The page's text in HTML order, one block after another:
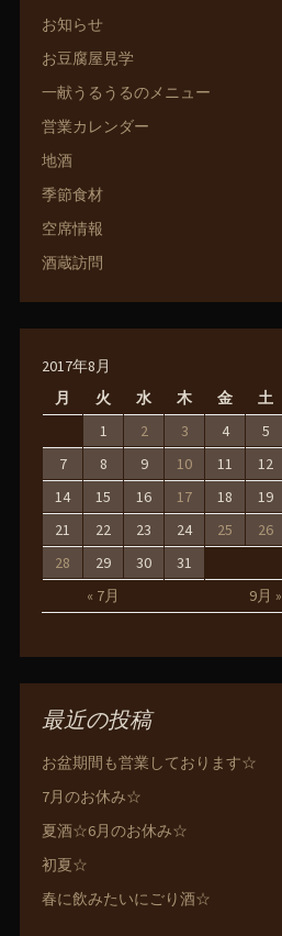
お知らせ
お豆腐屋見学
一献うるうるのメニュー
営業カレンダー
地酒
季節食材
空席情報
酒蔵訪問
2017年8月
月
火 水 木 金 土
« 7月 9月 »
1 2 3 4 5
7
8 9 10 11 12
14
15 16 17 18 19
21
22 23 24 25 26
28
29 30 31
最近の投稿
お盆期間も営業しております☆
7月のお休み☆
夏酒☆6月のお休み☆
初夏☆
春に飲みたいにごり酒☆